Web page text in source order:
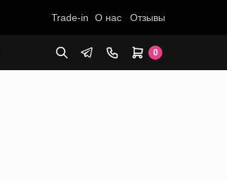
0
Trade-in О нас Отзывы